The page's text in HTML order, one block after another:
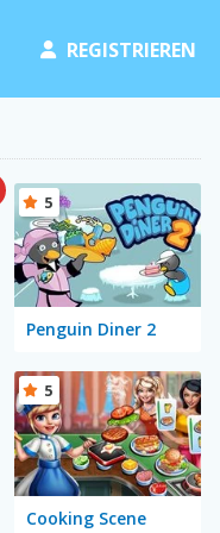
REGISTRIEREN
Penguin Diner 2
5
Cooking Scene
5